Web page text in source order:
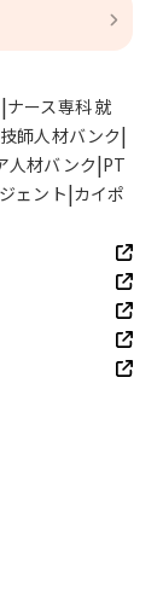
ナース専科 就
師人材バンク
人材バンク PT
ェント カイポ